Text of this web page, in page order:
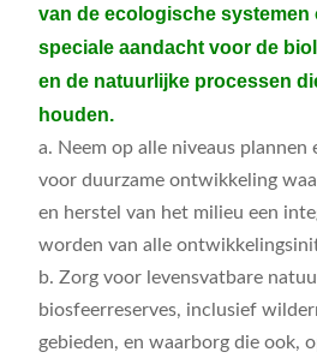
van de ecologische systemen
speciale aandacht voor de
en de natuurlijke processen
houden.
a. Neem op alle niveaus plannen
voor duurzame ontwikkeling
en herstel van het milieu een
worden van alle
b. Zorg voor levensvatbare
biosfeerreserves, inclusief
gebieden, en waarborg die ook,